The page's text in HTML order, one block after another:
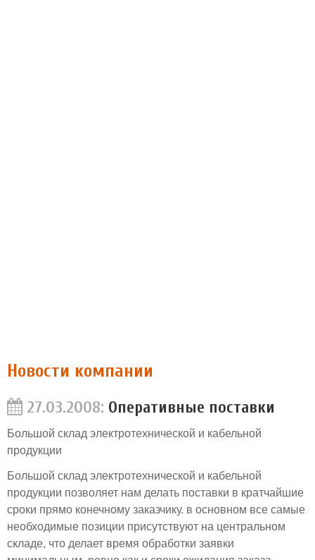
Новости компании
27.03.2008: Оперативные поставки
Большой склад электротехнической и кабельной
продукции
Большой склад электротехнической и кабельной
продукции позволяет нам делать поставки в кратчайшие
сроки прямо конечному заказчику. в основном все самые
необходимые позиции присутствуют на центральном
складе, что делает время обработки заявки